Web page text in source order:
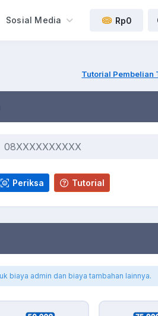
Sosial Media Rp0
Tutorial Pembelian
Periksa Tutorial
biaya admin dan biaya tambahan lainnya.